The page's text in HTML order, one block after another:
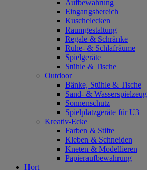
Aufbewahrung
Eingangsbereich
Kuschelecken
Raumgestaltung
Regale & Schränke
Ruhe- & Schlafräume
Spielgeräte
Stühle & Tische
Outdoor
Bänke, Stühle & Tische
Sand- & Wasserspielzeug
Sonnenschutz
Spielplatzgeräte für U3
Kreativ-Ecke
Farben & Stifte
Kleben & Schneiden
Kneten & Modellieren
Papieraufbewahrung
Hort